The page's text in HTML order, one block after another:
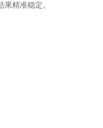
精准稳定。